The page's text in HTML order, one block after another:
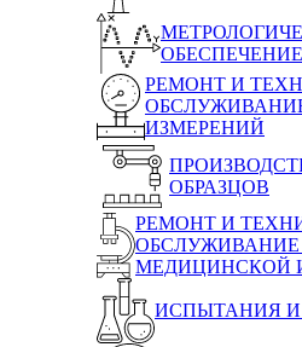
РЕМОНТ И
ИЗМЕРЕНИЙ
ОБРАЗЦОВ
РЕМОНТ И
ОБСЛУЖИВАНИЕ
МЕДИЦИНСКОЙ
ИСПЫТАНИЯ